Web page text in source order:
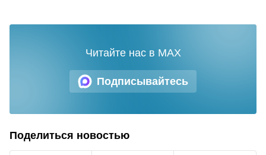
Подписывайтесь
Читайте нас в MAX
Поделиться новостью